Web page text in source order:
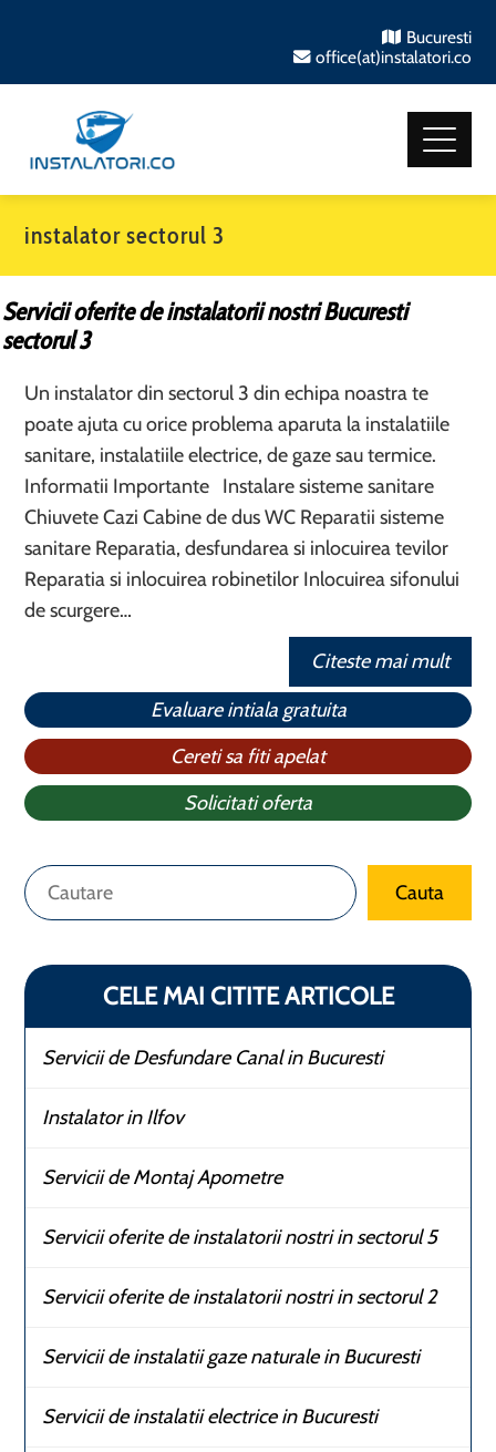
Bucuresti
office(at)instalatori.co
instalator sectorul 3
Servicii oferite de instalatorii nostri Bucuresti
sectorul 3
Un instalator din sectorul 3 din echipa noastra te
poate ajuta cu orice problema aparuta la instalatiile
sanitare, instalatiile electrice, de gaze sau termice.
Informatii Importante Instalare sisteme sanitare
Chiuvete Cazi Cabine de dus WC Reparatii sisteme
sanitare Reparatia, desfundarea si inlocuirea tevilor
Reparatia si inlocuirea robinetilor Inlocuirea sifonului
de scurgere…
Citeste mai mult
Evaluare intiala gratuita
Cereti sa fiti apelat
Solicitati oferta
Caută Cauta
CELE MAI CITITE ARTICOLE
Servicii de Desfundare Canal in Bucuresti
Instalator in Ilfov
Servicii de Montaj Apometre
Servicii oferite de instalatorii nostri in sectorul 5
Servicii oferite de instalatorii nostri in sectorul 2
Servicii de instalatii gaze naturale in Bucuresti
Servicii de instalatii electrice in Bucuresti